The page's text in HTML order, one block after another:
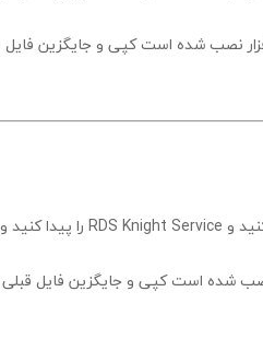
نصب شده است کپی و جایگزین فایل
و RDS Knight Service را پیدا
نصب شده است کپی و جایگزین فایل قبلی